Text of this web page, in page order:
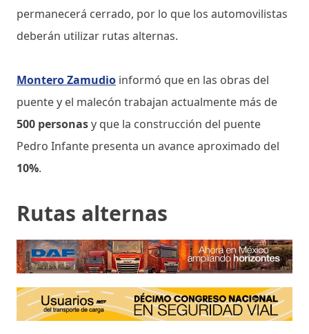
permanecerá cerrado, por lo que los automovilistas
deberán utilizar rutas alternas.
Montero Zamudio informó que en las obras del
puente y el malecón trabajan actualmente más de
500 personasy que la construcción del puente
Pedro Infante presenta un avance aproximado del
10%.
Rutas alternas